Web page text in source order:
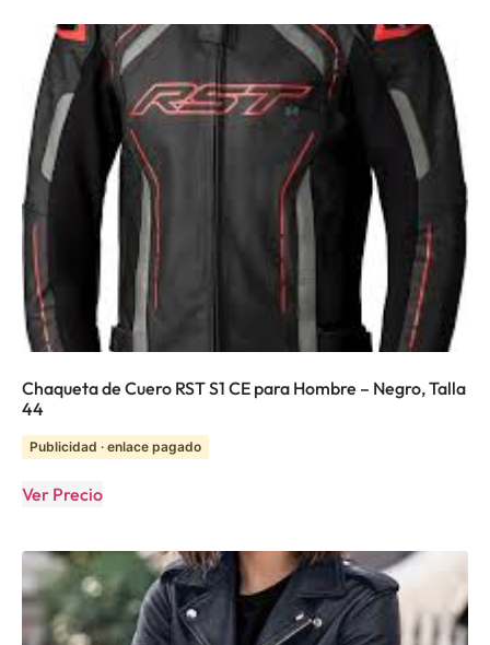
Chaqueta de Cuero RST S1 CE para Hombre – Negro, Talla
44
Publicidad · enlace pagado
Ver Precio